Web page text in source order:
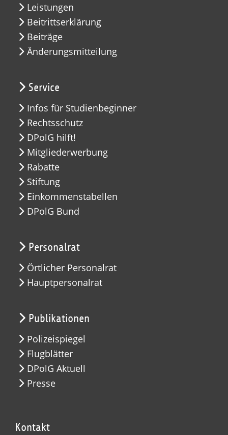
Leistungen
Beitrittserklärung
Beiträge
Änderungsmitteilung
Service
Infos für Studienbeginner
Rechtsschutz
DPolG hilft!
Mitgliederwerbung
Rabatte
Stiftung
Einkommenstabellen
DPolG Bund
Personalrat
Örtlicher Personalrat
Hauptpersonalrat
Publikationen
Polizeispiegel
Flugblätter
DPolG Aktuell
Presse
Kontakt